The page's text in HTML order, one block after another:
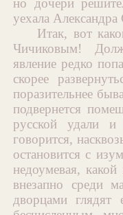
но дочери
уехала Александра
Итак, вот
Чичиковым!
явление редко
скорее
поразительнее
подвернется
русской удали
говорится,
остановится с
недоумевая,
внезапно среди
дворцами